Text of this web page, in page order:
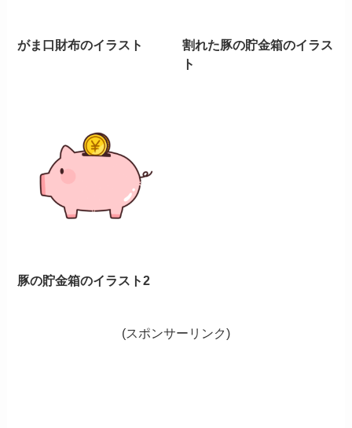
がま口財布のイラスト
割れた豚の貯金箱のイラス
ト
豚の貯金箱のイラスト2
(スポンサーリンク)